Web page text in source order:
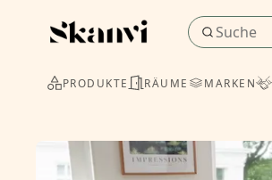
PRODUKTE RÄUME MARKEN